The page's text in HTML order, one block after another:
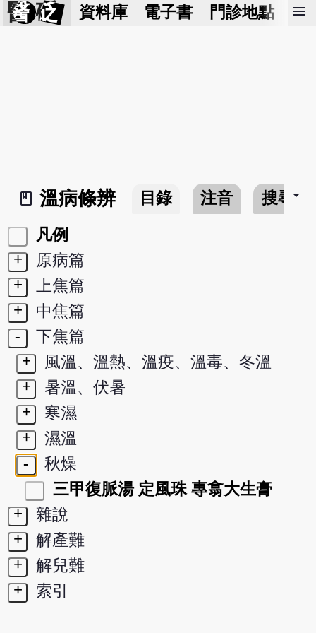
醫 砭 資料庫 電子書 門診地點 預
menu
book_2
溫病條辨 目錄 注音 搜尋arrow_drop_down
凡例
+
原病篇
+
上焦篇
+
中焦篇
-
下焦篇
+
風溫、溫熱、溫疫、溫毒、冬溫
+
暑溫、伏暑
+
寒濕
+
濕溫
-
秋燥
三甲復脈湯 定風珠 專翕大生膏
+
雜說
+
解產難
+
解兒難
+
索引